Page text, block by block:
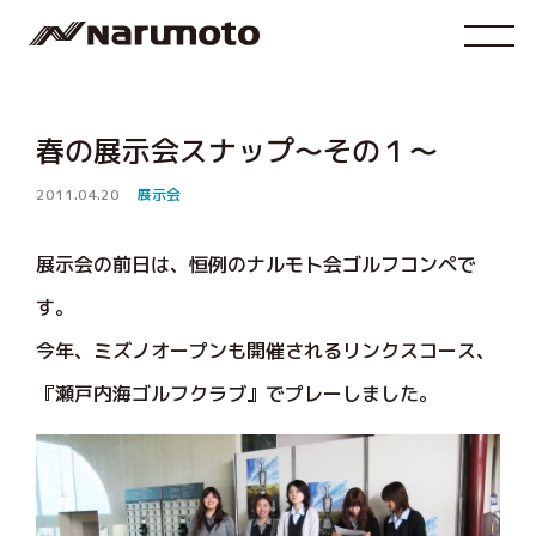
春の展示会スナップ～その１～
2011.04.20 展示会
展示会の前日は、恒例のナルモト会ゴルフコンペで
す。
今年、ミズノオープンも開催されるリンクスコース、
『瀬戸内海ゴルフクラブ』でプレーしました。